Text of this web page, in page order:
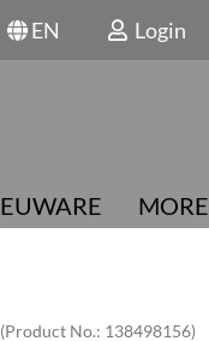
EN Login
MORE
(Product No.: 138498156)